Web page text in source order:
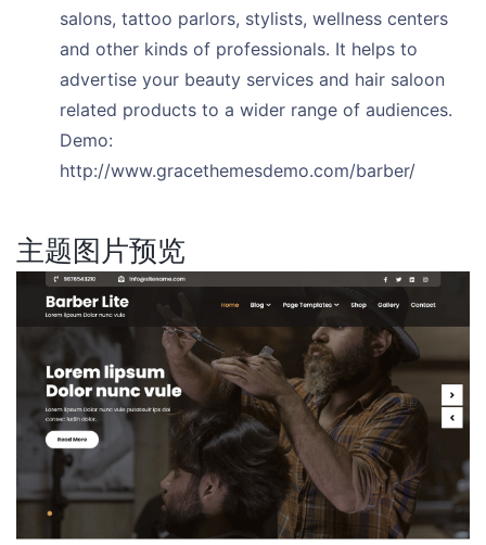
salons, tattoo parlors, stylists, wellness centers
and other kinds of professionals. It helps to
advertise your beauty services and hair saloon
related products to a wider range of audiences.
Demo:
http://www.gracethemesdemo.com/barber/
主题图片预览